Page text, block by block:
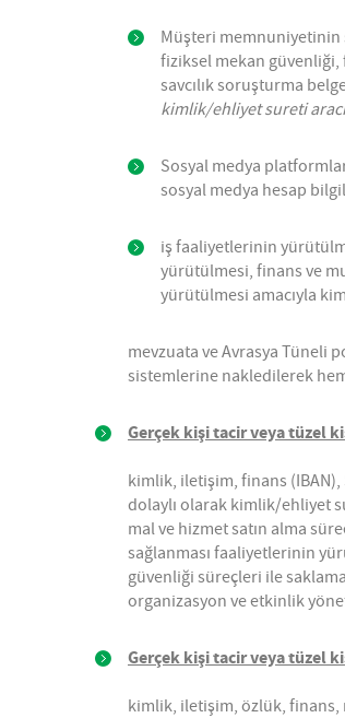
Müşteri memnuniyetinin
fiziksel mekan güvenliği,
savcılık soruşturma
kimlik/ehliyet sureti
Sosyal medya
sosyal medya hesap
iş faaliyetlerinin
yürütülmesi, finans ve
yürütülmesi amacıyla
mevzuata ve Avrasya Tüneli
sistemlerine nakledilerek
Gerçek kişi tacir veya tüzel
kimlik, iletişim, finans
dolaylı olarak kimlik/ehliyet
mal ve hizmet satın alma
sağlanması faaliyetlerinin
güvenliği süreçleri ile
organizasyon ve etkinlik
Gerçek kişi tacir veya tüzel
kimlik, iletişim, özlük, finans,